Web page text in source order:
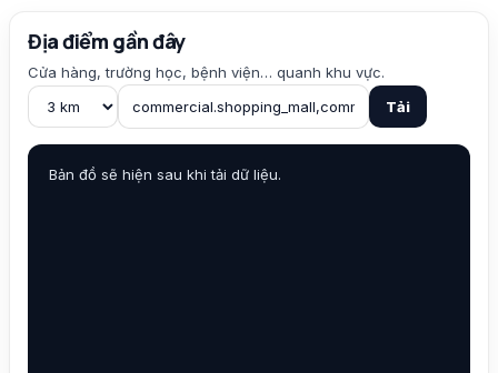
Địa điểm gần đây
Cửa hàng, trường học, bệnh viện… quanh khu vực.
Tải
Bản đồ sẽ hiện sau khi tải dữ liệu.